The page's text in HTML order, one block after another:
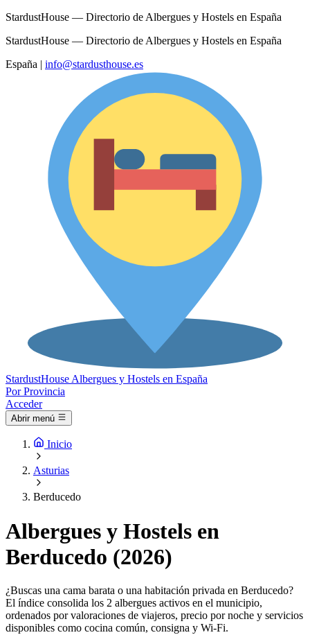
StardustHouse — Directorio de Albergues y Hostels en España
StardustHouse — Directorio de Albergues y Hostels en España
España | info@stardusthouse.es
StardustHouse Albergues y Hostels en España
Por Provincia
Acceder
Abrir menú
Inicio
Asturias
Berducedo
Albergues y Hostels en
Berducedo (2026)
¿Buscas una cama barata o una habitación privada en Berducedo?
El índice consolida los 2 albergues activos en el municipio,
ordenados por valoraciones de viajeros, precio por noche y servicios
disponibles como cocina común, consigna y Wi-Fi.